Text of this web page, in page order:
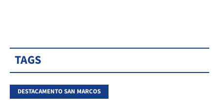
TAGS
DESTACAMENTO SAN MARCOS